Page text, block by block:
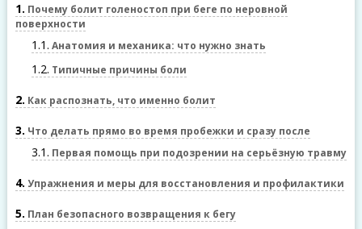
1 Почему болит голеностоп при беге по неровной
поверхности
1.1 Анатомия и механика: что нужно знать
1.2 Типичные причины боли
2 Как распознать, что именно болит
3 Что делать прямо во время пробежки и сразу после
3.1 Первая помощь при подозрении на серьёзную травму
4 Упражнения и меры для восстановления и профилактики
5 План безопасного возвращения к бегу